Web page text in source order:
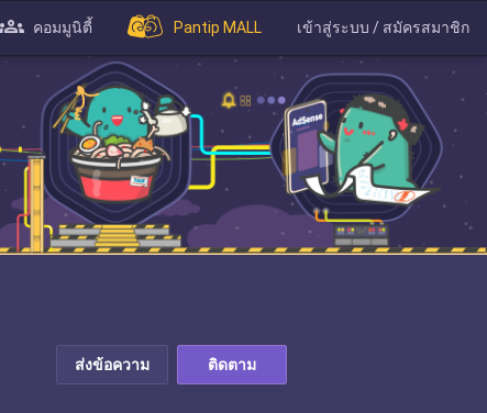
คอมมูนิตี้ Pantip MALL เข้าสู่ระบบ / สมัครสมาชิก
ส่งข้อความ ติดตาม